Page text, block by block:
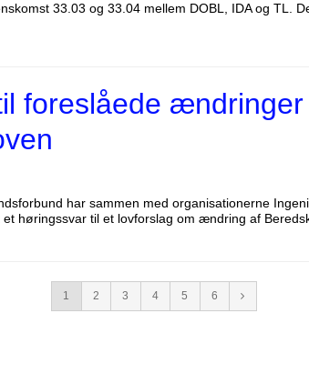
33.03 og 33.04 mellem DOBL, IDA og TL.
foreslåede
har sammen med organisationerne
høringssvar til et lovforslag om ændring af
1 2 3 4 5 6